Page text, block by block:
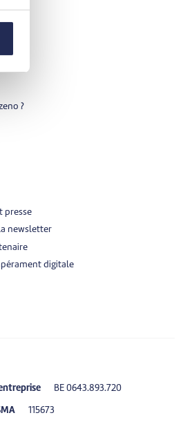
?
presse
newsletter
digitale
BE 0643.893.720
115673